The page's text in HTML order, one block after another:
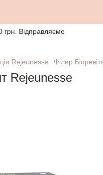
грн. Відправляємо
Rejeunesse Філер
Rejeunesse